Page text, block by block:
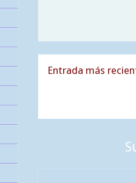
Entrada más